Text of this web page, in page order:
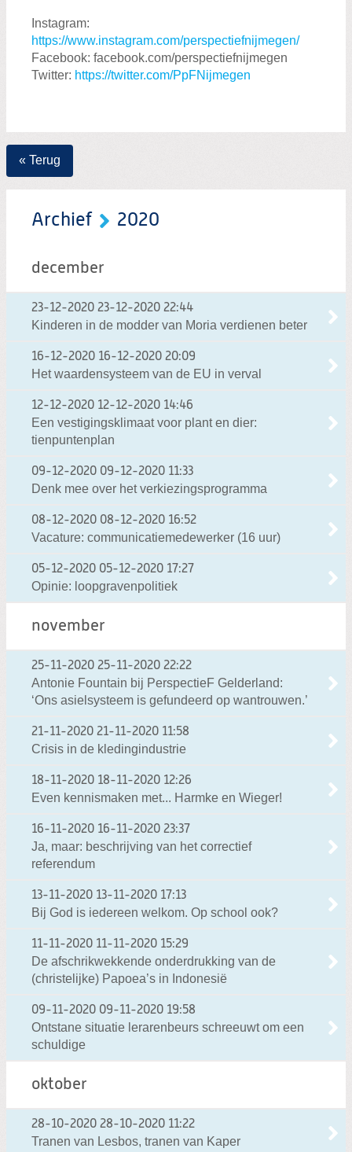
Instagram:
https://www.instagram.com/perspectiefnijmegen/
Facebook: facebook.com/perspectiefnijmegen
Twitter: https://twitter.com/PpFNijmegen
« Terug
Archief 2020
december
23-12-2020 23-12-2020 22:44
Kinderen in de modder van Moria verdienen beter
16-12-2020 16-12-2020 20:09
Het waardensysteem van de EU in verval
12-12-2020 12-12-2020 14:46
Een vestigingsklimaat voor plant en dier:
tienpuntenplan
09-12-2020 09-12-2020 11:33
Denk mee over het verkiezingsprogramma
08-12-2020 08-12-2020 16:52
Vacature: communicatiemedewerker (16 uur)
05-12-2020 05-12-2020 17:27
Opinie: loopgravenpolitiek
november
25-11-2020 25-11-2020 22:22
Antonie Fountain bij PerspectieF Gelderland:
‘Ons asielsysteem is gefundeerd op wantrouwen.’
21-11-2020 21-11-2020 11:58
Crisis in de kledingindustrie
18-11-2020 18-11-2020 12:26
Even kennismaken met... Harmke en Wieger!
16-11-2020 16-11-2020 23:37
Ja, maar: beschrijving van het correctief
referendum
13-11-2020 13-11-2020 17:13
Bij God is iedereen welkom. Op school ook?
11-11-2020 11-11-2020 15:29
De afschrikwekkende onderdrukking van de
(christelijke) Papoea’s in Indonesië
09-11-2020 09-11-2020 19:58
Ontstane situatie lerarenbeurs schreeuwt om een
schuldige
oktober
28-10-2020 28-10-2020 11:22
Tranen van Lesbos, tranen van Kaper